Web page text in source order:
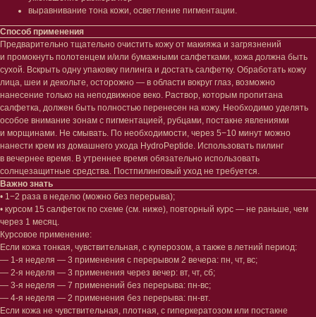
выравнивание тона кожи, осветление пигментации.
Способ применения
Предварительно тщательно очистить кожу от макияжа и загрязнений
и промокнуть полотенцем и/или бумажными салфетками, кожа должна быть
сухой. Вскрыть одну упаковку пилинга и достать салфетку. Обработать кожу
лица, шеи и декольте, осторожно — в области вокруг глаз, возможно
нанесение только на неподвижное веко. Раствор, которым пропитана
салфетка, должен быть полностью перенесен на кожу. Необходимо уделять
особое внимание зонам с пигментацией, рубцами, постакне явлениями
и морщинами. Не смывать. По необходимости, через 5−10 минут можно
нанести крем из домашнего ухода HydroPeptide. Использовать пилинг
в вечернее время. В утреннее время обязательно использовать
солнцезащитные средства. Постпилинговый уход не требуется.
Важно знать
• 1−2 раза в неделю (можно без перерыва);
• курсом 15 салфеток по схеме (см. ниже), повторный курс — не раньше, чем
через 1 месяц.
Курсовое применение:
Если кожа тонкая, чувствительная, с куперозом, а также в летний период:
— 1-я неделя — 3 применения с перерывом 2 вечера: пн, чт, вс;
— 2-я неделя — 3 применения через вечер: вт, чт, сб;
— 3-я неделя — 7 применений без перерыва: пн-вс;
— 4-я неделя — 2 применения без перерыва: пн-вт.
Если кожа не чувствительная, плотная, с гиперкератозом или постакне
Тело
Проблемы
Кремы
Лосьоны
Очищение
Шея и зона декольте
Пилинги/масла
Уход за руками
Гаджеты
Сертификаты
Наборы
Лицо
Проблемы
Очищение
Увлажнение/питание
Сыворотки/ эссенции
Ретинол
Защита от солнца
Тонизация
Восстановление
Маски и патчи
Уход за губами
Декоротивная косметика
Волосы